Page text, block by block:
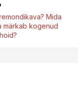
Mida
märkab kogenud